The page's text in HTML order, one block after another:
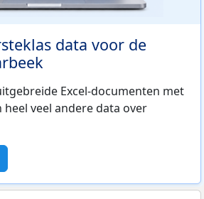
data voor de
Excel-documenten met
veel andere data over